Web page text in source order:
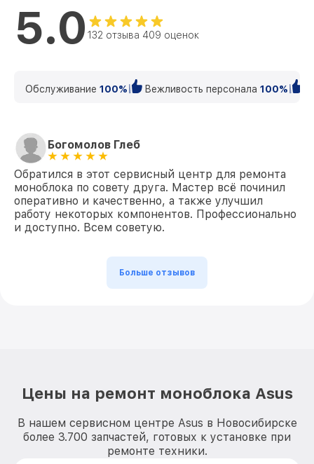
5.0 132 отзыва 409 оценок
Обслуживание 100% Вежливость персонала 100%
Богомолов Глеб
Обратился в этот сервисный центр для ремонта
моноблока по совету друга. Мастер всё починил
оперативно и качественно, а также улучшил
работу некоторых компонентов. Профессионально
и доступно. Всем советую.
Больше отзывов
Цены на ремонт моноблока Asus
В нашем сервисном центре Asus в Новосибирске
более 3.700 запчастей, готовых к установке при
ремонте техники.